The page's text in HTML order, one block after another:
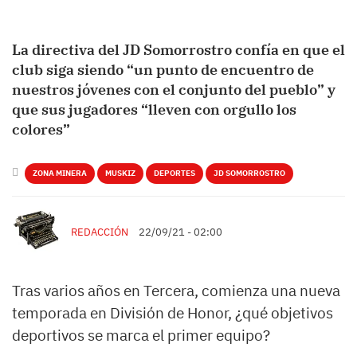
La directiva del JD Somorrostro confía en que el
club siga siendo “un punto de encuentro de
nuestros jóvenes con el conjunto del pueblo” y
que sus jugadores “lleven con orgullo los
colores”
ZONA MINERA MUSKIZ DEPORTES JD SOMORROSTRO
REDACCIÓN 22/09/21 - 02:00
Tras varios años en Tercera, comienza una nueva
temporada en División de Honor, ¿qué objetivos
deportivos se marca el primer equipo?